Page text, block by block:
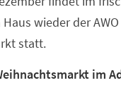
wieder der
statt.
im